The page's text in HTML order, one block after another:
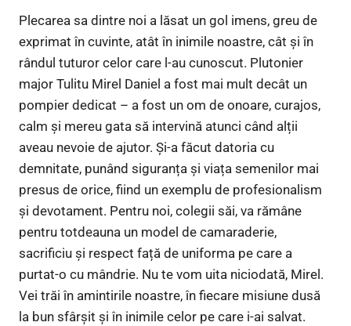
Plecarea sa dintre noi a lăsat un gol imens, greu de
exprimat în cuvinte, atât în inimile noastre, cât și în
rândul tuturor celor care l-au cunoscut. Plutonier
major Tulitu Mirel Daniel a fost mai mult decât un
pompier dedicat – a fost un om de onoare, curajos,
calm și mereu gata să intervină atunci când alții
aveau nevoie de ajutor. Și-a făcut datoria cu
demnitate, punând siguranța și viața semenilor mai
presus de orice, fiind un exemplu de profesionalism
și devotament. Pentru noi, colegii săi, va rămâne
pentru totdeauna un model de camaraderie,
sacrificiu și respect față de uniforma pe care a
purtat-o cu mândrie. Nu te vom uita niciodată, Mirel.
Vei trăi în amintirile noastre, în fiecare misiune dusă
la bun sfârșit și în inimile celor pe care i-ai salvat.